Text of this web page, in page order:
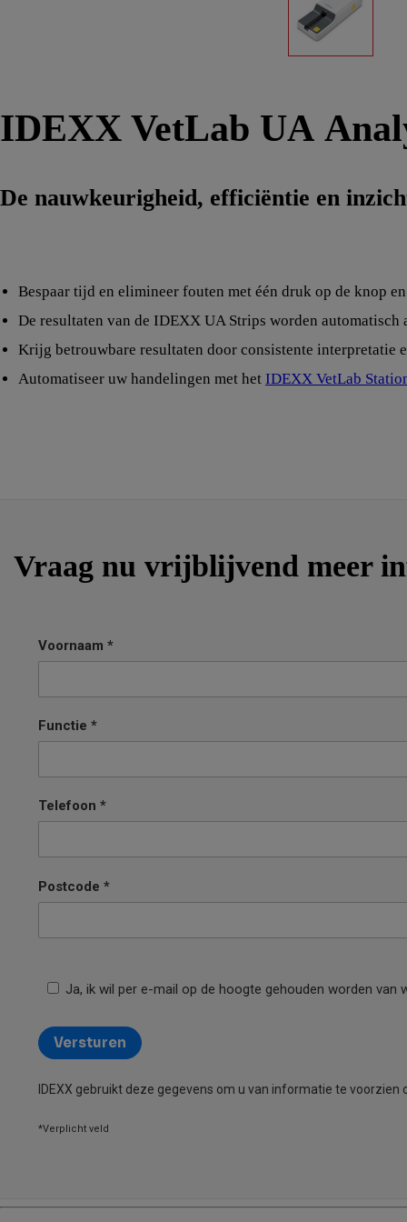
IDEXX VetLab UA
De nauwkeurigheid, efficiëntie en
Bespaar tijd en elimineer fouten met één druk op de knop
De resultaten van de IDEXX UA Strips worden
Krijg betrouwbare resultaten door consistente interpretatie
Automatiseer uw handelingen met het IDEXX VetLab
Vraag nu vrijblijvend meer